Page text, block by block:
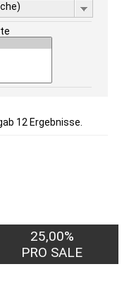
12 Ergebnisse.
25,00%
PRO SALE